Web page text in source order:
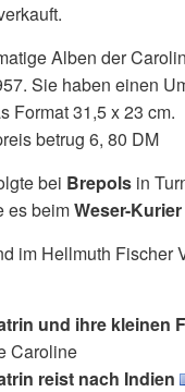
Alben der
Sie haben einen
Format 31,5 x 23 cm.
betrug 6, 80 DM
bei Brepols in
es beimWeser-Kurier
im Hellmuth Fischer
und ihre kleinen
Caroline
reist nach Indien